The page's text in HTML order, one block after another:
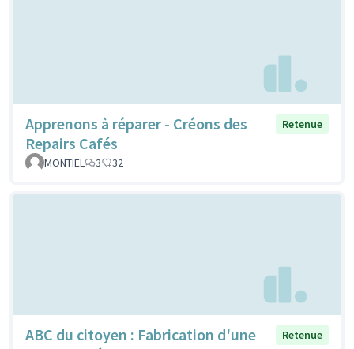
Apprenons à réparer - Créons des
Repairs Cafés
Retenue
MONTIEL 3 32
ABC du citoyen : Fabrication d'une
Retenue